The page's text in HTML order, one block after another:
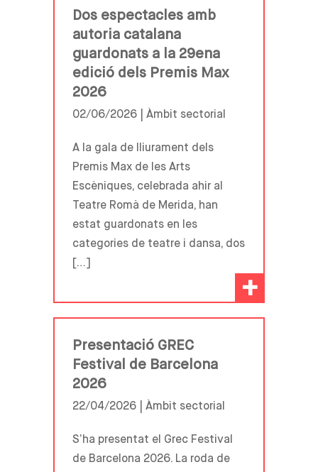
Dos espectacles amb
autoria catalana
guardonats a la 29ena
edició dels Premis Max
2026
02/06/2026 | Àmbit sectorial
A la gala de lliurament dels
Premis Max de les Arts
Escèniques, celebrada ahir al
Teatre Romà de Merida, han
estat guardonats en les
categories de teatre i dansa, dos
[…]
+
Presentació GREC
Festival de Barcelona
2026
22/04/2026 | Àmbit sectorial
S’ha presentat el Grec Festival
de Barcelona 2026. La roda de